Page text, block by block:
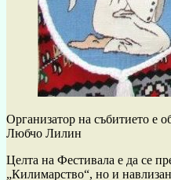
Организатор на събитието е
Любчо Лилин
Целта на Фестивала е да се
„Килимарство“, но и